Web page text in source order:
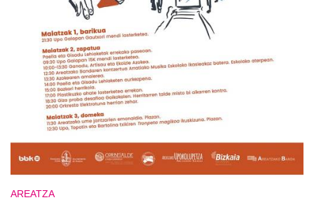
AREATZA